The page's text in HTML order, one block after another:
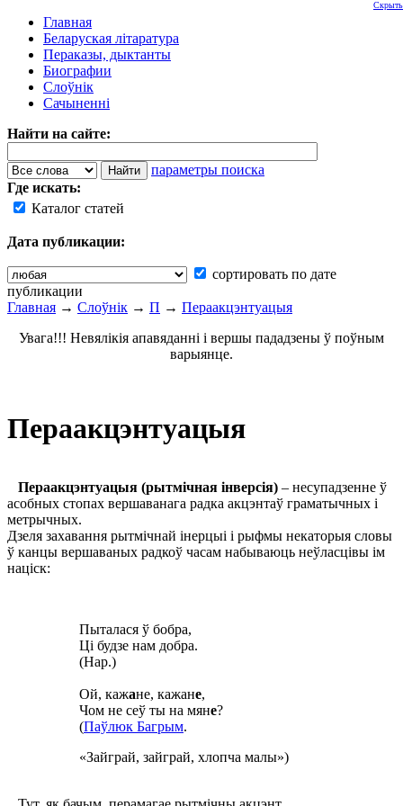
Главная
Беларуская літаратура
Пераказы, дыктанты
Биографии
Слоўнік
Сачыненні
Найти на сайте:
параметры поиска
Где искать:
Каталог статей
Дата публикации:
сортировать по дате
публикации
Скрыть
Главная → Слоўнік → П → Пераакцэнтуацыя
Увага!!! Невялікія апавяданні і вершы пададзены ў поўным
варыянце.
Пераакцэнтуацыя
Пераакцэнтуацыя (рытмічная інверсія) – несупадзенне ў
асобных стопах вершаванага радка акцэнтаў граматычных і
метрычных.
Дзеля захавання рытмічнай інерцыі і рыфмы некаторыя словы
ў канцы вершаваных радкоў часам набываюць неўласцівы ім
націск:
Пыталася ў бобра,
Ці будзе нам добра.
(Нар.)
Ой, кажане, кажане,
Чом не сеў ты на мяне?
(Паўлюк Багрым.
«Зайграй, зайграй, хлопча малы»)